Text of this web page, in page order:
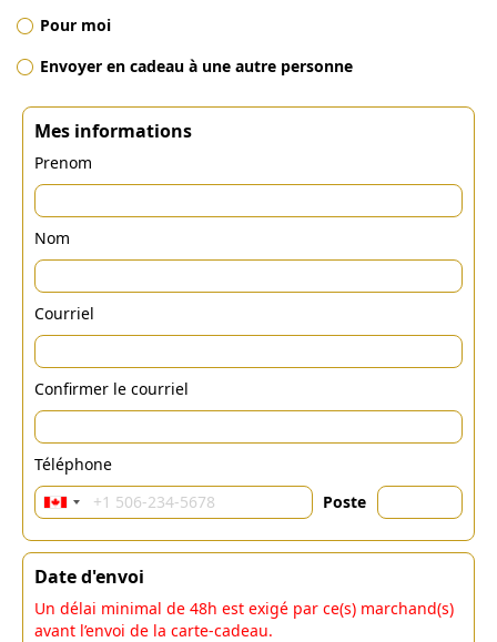
Pour moi
Envoyer en cadeau à une autre personne
Mes informations
Prenom
Nom
Courriel
Confirmer le courriel
Téléphone
Poste
Date d'envoi
Un délai minimal de 48h est exigé par ce(s) marchand(s)
avant l’envoi de la carte-cadeau.